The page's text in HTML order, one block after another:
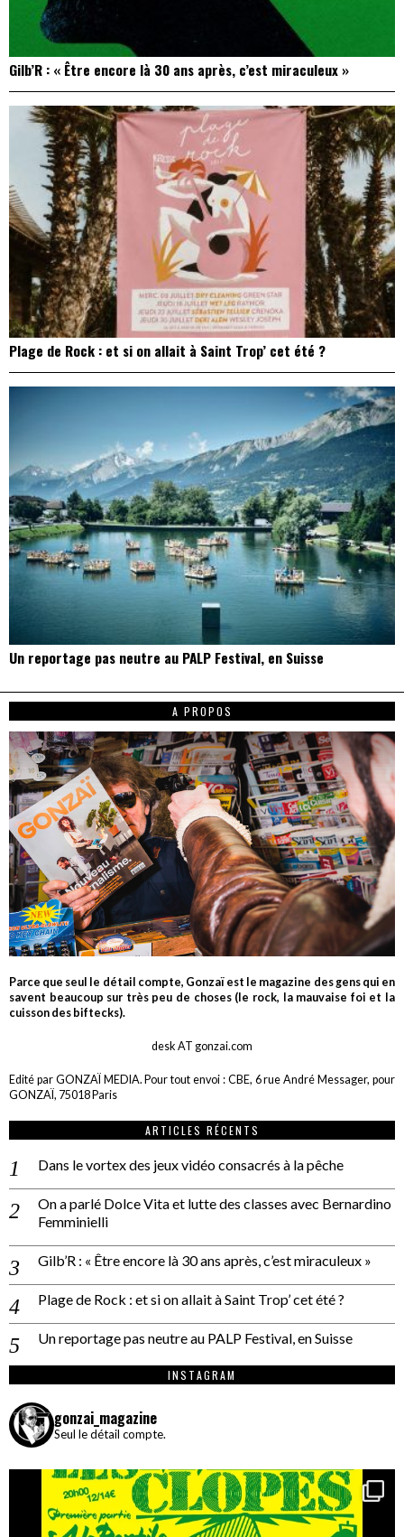
Gilb’R : « Être encore là 30 ans après, c’est miraculeux »
Plage de Rock : et si on allait à Saint Trop’ cet été ?
Un reportage pas neutre au PALP Festival, en Suisse
A PROPOS
Parce que seul le détail compte, Gonzaï est le magazine des gens qui en
savent beaucoup sur très peu de choses (le rock, la mauvaise foi et la
cuisson des biftecks).
desk AT gonzai.com
Edité par GONZAÏ MEDIA. Pour tout envoi : CBE, 6 rue André Messager, pour
GONZAÏ, 75018 Paris
ARTICLES RÉCENTS
Dans le vortex des jeux vidéo consacrés à la pêche
On a parlé Dolce Vita et lutte des classes avec Bernardino
Femminielli
Gilb’R : « Être encore là 30 ans après, c’est miraculeux »
Plage de Rock : et si on allait à Saint Trop’ cet été ?
Un reportage pas neutre au PALP Festival, en Suisse
INSTAGRAM
gonzai_magazine
Seul le détail compte.